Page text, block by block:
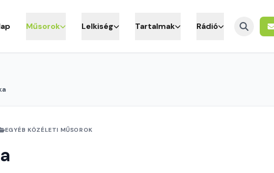
Műsorok Lelkiség Tartalmak Rádió
EGYÉB KÖZÉLETI MŰSOROK